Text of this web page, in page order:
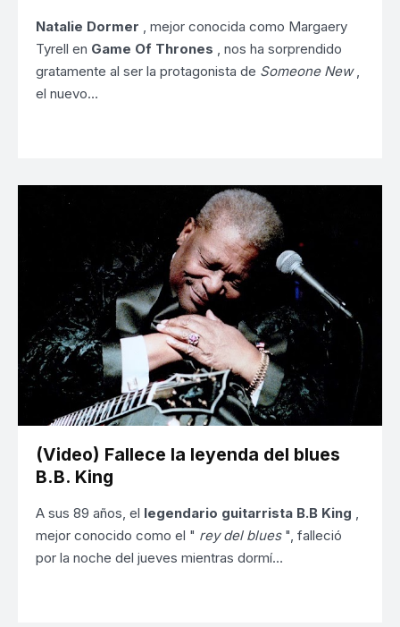
Natalie Dormer , mejor conocida como Margaery
Tyrell en Game Of Thrones , nos ha sorprendido
gratamente al ser la protagonista de Someone New,
el nuevo…
(Video) Fallece la leyenda del blues
B.B. King
A sus 89 años, el legendario guitarrista B.B King ,
mejor conocido como el " rey del blues", falleció
por la noche del jueves mientras dormí…